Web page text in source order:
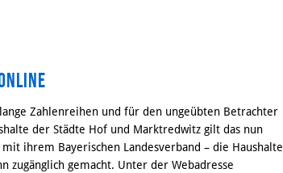
Zahlenreihen und für den ungeübten Betrachter
der Städte Hof und Marktredwitz gilt das nun
ihrem Bayerischen Landesverband – die Haushalte
gemacht. Unter der Webadresse